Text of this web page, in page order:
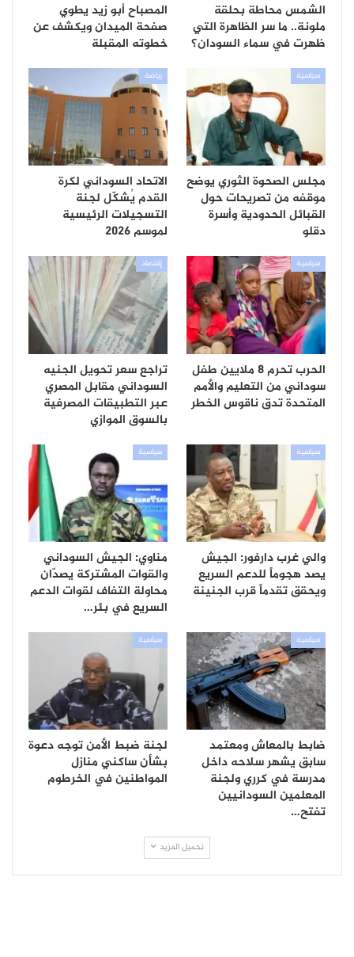
الشمس محاطة بحلقة
ملونة.. ما سر الظاهرة التي
ظهرت في سماء السودان؟
المصباح أبو زيد يطوي
صفحة الميدان ويكشف عن
خطوته المقبلة
سياسية
مجلس الصحوة الثوري يوضح
موقفه من تصريحات حول
القبائل الحدودية وأسرة
دقلو
رياضة
الاتحاد السوداني لكرة
القدم يُشكّل لجنة
التسجيلات الرئيسية
لموسم 2026
سياسية
الحرب تحرم 8 ملايين طفل
سوداني من التعليم والأمم
المتحدة تدق ناقوس الخطر
إقتصاد
تراجع سعر تحويل الجنيه
السوداني مقابل المصري
عبر التطبيقات المصرفية
بالسوق الموازي
سياسية
والي غرب دارفور: الجيش
يصد هجوماً للدعم السريع
ويحقق تقدماً قرب الجنينة
سياسية
مناوي: الجيش السوداني
والقوات المشتركة يصدّان
محاولة التفاف لقوات الدعم
السريع في بئر…
سياسية
ضابط بالمعاش ومعتمد
سابق يشهر سلاحه داخل
مدرسة في كرري ولجنة
المعلمين السودانيين
تفتح…
سياسية
لجنة ضبط الأمن توجه دعوة
بشأن ساكني منازل
المواطنين في الخرطوم
تحميل المزيد